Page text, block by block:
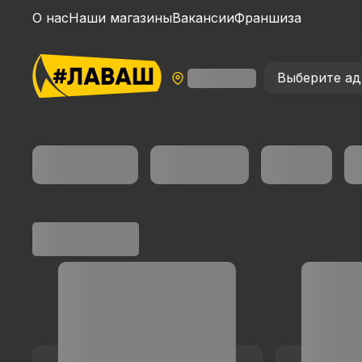
О насНаши магазиныВакансииФраншиза
Выберите